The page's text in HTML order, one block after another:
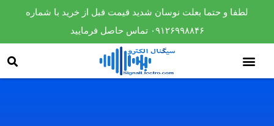
لطفا و حتما بعلت نوسان شدید قیمت قبل از خرید با شماره
۰۹۱۲۶۹۹۸۸۴۶ تماس حاصل فرمایید